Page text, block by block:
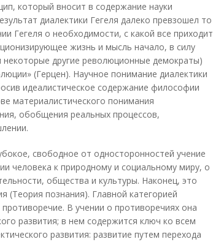
который вносит в содержание науки
диалектики Гегеля далеко превзошел то
Гегеля о необходимости, с какой все приходит
жизнь и мысль начало, в силу
другие революционные демократы)
(Герцен). Научное понимание диалектики
идеалистическое содержание философии
материалистического понимания
обобщения реальных процессов,
свободное от односторонностей учение
человека к природному и социальному миру, о
общества и культуры. Наконец, это
(Теория познания). Главной категорией
В учении о противоречиях она
развития; в нем содержится ключ ко всем
развития: развитие путем перехода